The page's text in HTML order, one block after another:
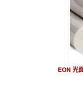
EON 光